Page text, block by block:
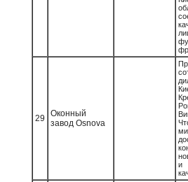
29
Оконный
завод Osnova
и